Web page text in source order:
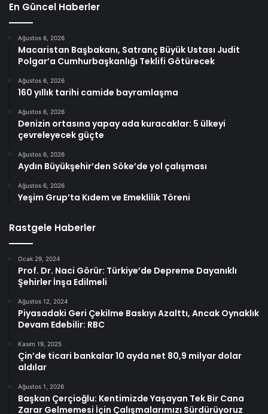
En Güncel Haberler
Ağustos 6, 2026
Macaristan Başbakanı, Satranç Büyük Ustası Judit
Polgar’a Cumhurbaşkanlığı Teklifi Götürecek
Ağustos 6, 2026
160 yıllık tarihi camide bayramlaşma
Ağustos 6, 2026
Denizin ortasına yapay ada kuracaklar: 5 ülkeyi
çevreleyecek güçte
Ağustos 6, 2026
Aydın Büyükşehir’den Söke’de yol çalışması
Ağustos 6, 2026
Yeşim Grup’ta Kıdem ve Emeklilik Töreni
Rastgele Haberler
Ocak 29, 2024
Prof. Dr. Naci Görür: Türkiye’de Depreme Dayanıklı
Şehirler İnşa Edilmeli
Ağustos 12, 2024
Piyasadaki Geri Çekilme Baskıyı Azalttı, Ancak Oynaklık
Devam Edebilir: RBC
Kasım 19, 2025
Çin’de ticari bankalar 10 ayda net 80,9 milyar dolar
aldılar
Ağustos 1, 2026
Başkan Çerçioğlu: Kentimizde Yaşayan Tek Bir Cana
Zarar Gelmemesi İçin Çalışmalarımızı Sürdürüyoruz